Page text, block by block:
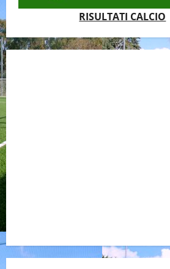
RISULTATI CALCIO